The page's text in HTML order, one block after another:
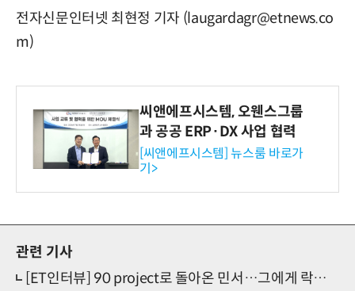
전자신문인터넷 최현정 기자 (laugardagr@etnews.co
m)
씨앤에프시스템, 오웬스그룹
과 공공 ERP·DX 사업 협력
[씨앤에프시스템] 뉴스룸 바로가
기>
관련 기사
[ET인터뷰] 90 project로 돌아온 민서…그에게 락커의 피가 흐른다